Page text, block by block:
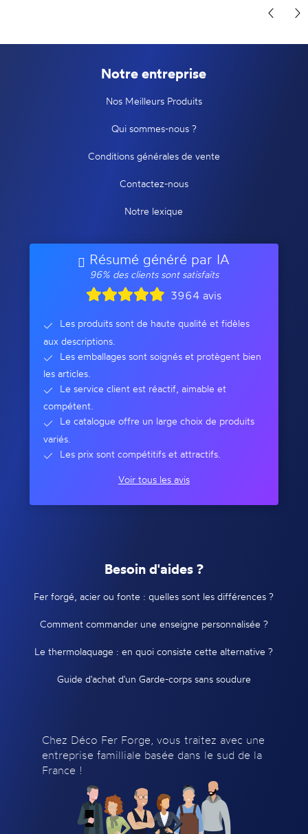
Notre entreprise
Nos Meilleurs Produits
Qui sommes-nous ?
Conditions générales de vente
Contactez-nous
Notre lexique
Résumé généré par IA
96% des clients sont satisfaits
3964 avis
Les produits sont de haute qualité et fidèles
aux descriptions.
Les emballages sont soignés et protègent bien
les articles.
Le service client est réactif, aimable et
compétent.
Le catalogue offre un large choix de produits
variés.
Les prix sont compétitifs et attractifs.
Voir tous les avis
Besoin d'aides ?
Fer forgé, acier ou fonte : quelles sont les différences ?
Comment commander une enseigne personnalisée ?
Le thermolaquage : en quoi consiste cette alternative ?
Guide d'achat d'un Garde-corps sans soudure
Chez Déco Fer Forge, vous traitez avec une
entreprise familliale basée dans le sud de la
France !